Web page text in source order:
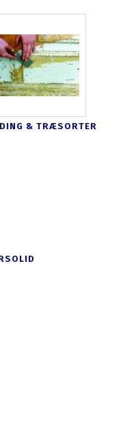
& TRÆSORTER